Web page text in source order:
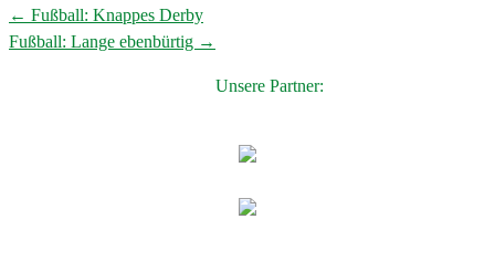
Post
navigation
← Fußball: Knappes Derby
Fußball: Lange ebenbürtig →
Unsere Partner: